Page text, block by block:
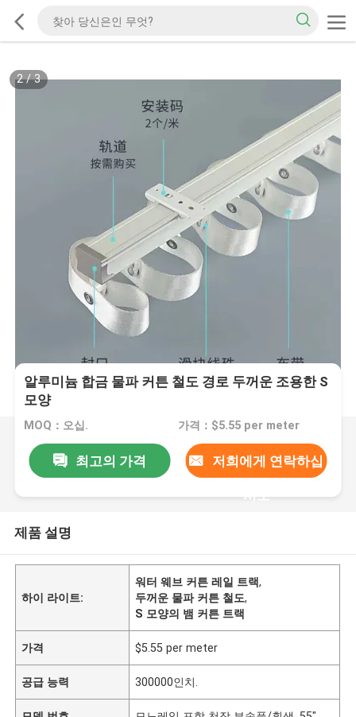
2/3
알루미늄 합금 물파 커튼 철도 경로 두꺼운 조용한 S
모양
MOQ：오십. 가격：$5.55 per meter
최고의 가격 저희에게 연락하십
시오
제품 설명
하이 라이트:
워터 웨브 커튼 레일 트랙,
두꺼운 물파 커튼 철도,
S 모양의 뱀 커튼 트랙
가격 $5.55 per meter
공급 능력 300000인치.